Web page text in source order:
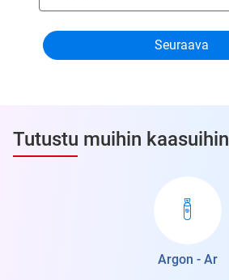
Tutustu muihin kaasuihin
Argon - Ar